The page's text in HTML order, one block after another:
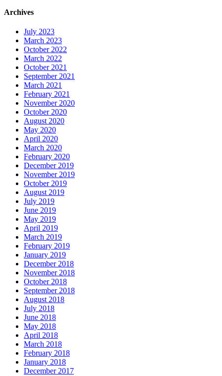
Archives
July 2023
March 2023
October 2022
March 2022
October 2021
September 2021
March 2021
February 2021
November 2020
October 2020
August 2020
May 2020
April 2020
March 2020
February 2020
December 2019
November 2019
October 2019
August 2019
July 2019
June 2019
May 2019
April 2019
March 2019
February 2019
January 2019
December 2018
November 2018
October 2018
September 2018
August 2018
July 2018
June 2018
May 2018
April 2018
March 2018
February 2018
January 2018
December 2017